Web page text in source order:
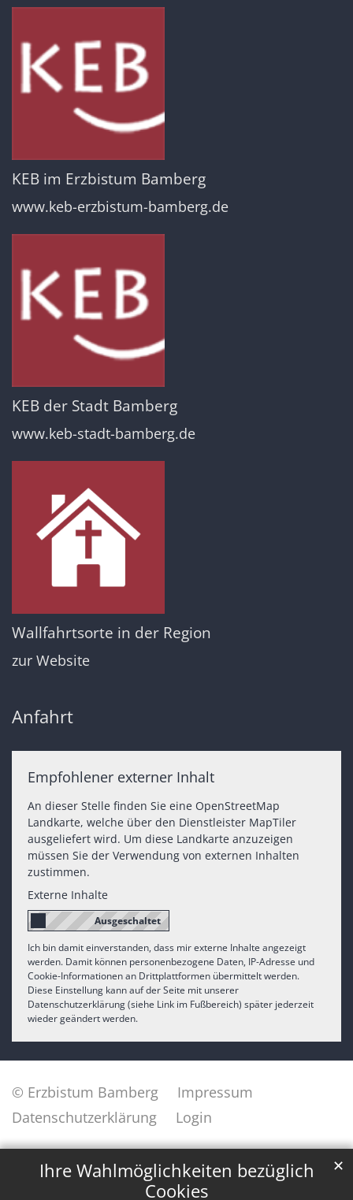
Ihre Wahlmöglichkeiten bezüglich
Cookies
✕
KEB im Erzbistum Bamberg
www.keb-erzbistum-bamberg.de
KEB der Stadt Bamberg
www.keb-stadt-bamberg.de
Wallfahrtsorte in der Region
zur Website
Anfahrt
Empfohlener externer Inhalt
An dieser Stelle finden Sie eine OpenStreetMap
Landkarte, welche über den Dienstleister MapTiler
ausgeliefert wird. Um diese Landkarte anzuzeigen
müssen Sie der Verwendung von externen Inhalten
zustimmen.
Externe Inhalte
Ich bin damit einverstanden, dass mir externe Inhalte angezeigt
werden. Damit können personenbezogene Daten, IP-Adresse und
Cookie-Informationen an Drittplattformen übermittelt werden.
Diese Einstellung kann auf der Seite mit unserer
Datenschutzerklärung (siehe Link im Fußbereich) später jederzeit
wieder geändert werden.
© Erzbistum Bamberg
Impressum
Datenschutzerklärung
Login